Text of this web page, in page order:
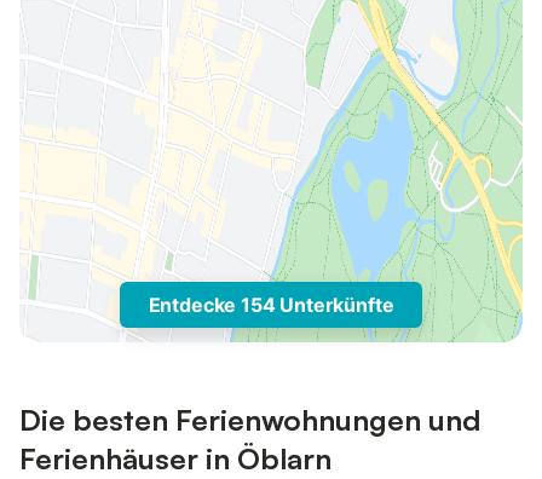
Entdecke 154 Unterkünfte
Die besten Ferienwohnungen und
Ferienhäuser in Öblarn